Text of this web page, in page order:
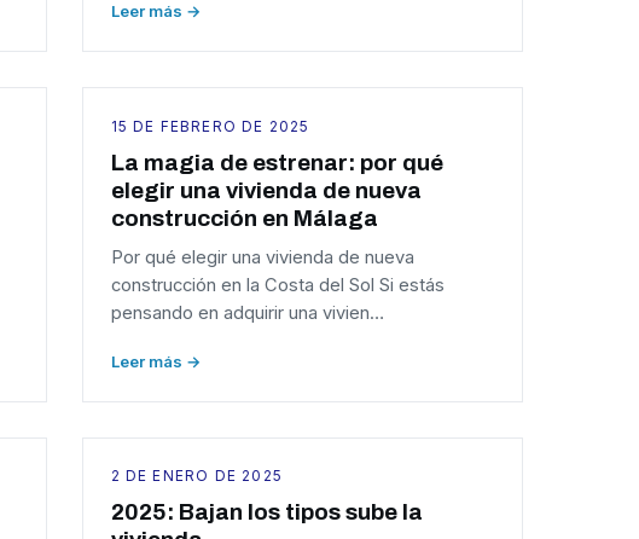
Leer más →
15 DE FEBRERO DE 2025
La magia de estrenar: por qué
elegir una vivienda de nueva
construcción en Málaga
Por qué elegir una vivienda de nueva
construcción en la Costa del Sol Si estás
pensando en adquirir una vivien…
Leer más →
2 DE ENERO DE 2025
2025: Bajan los tipos sube la